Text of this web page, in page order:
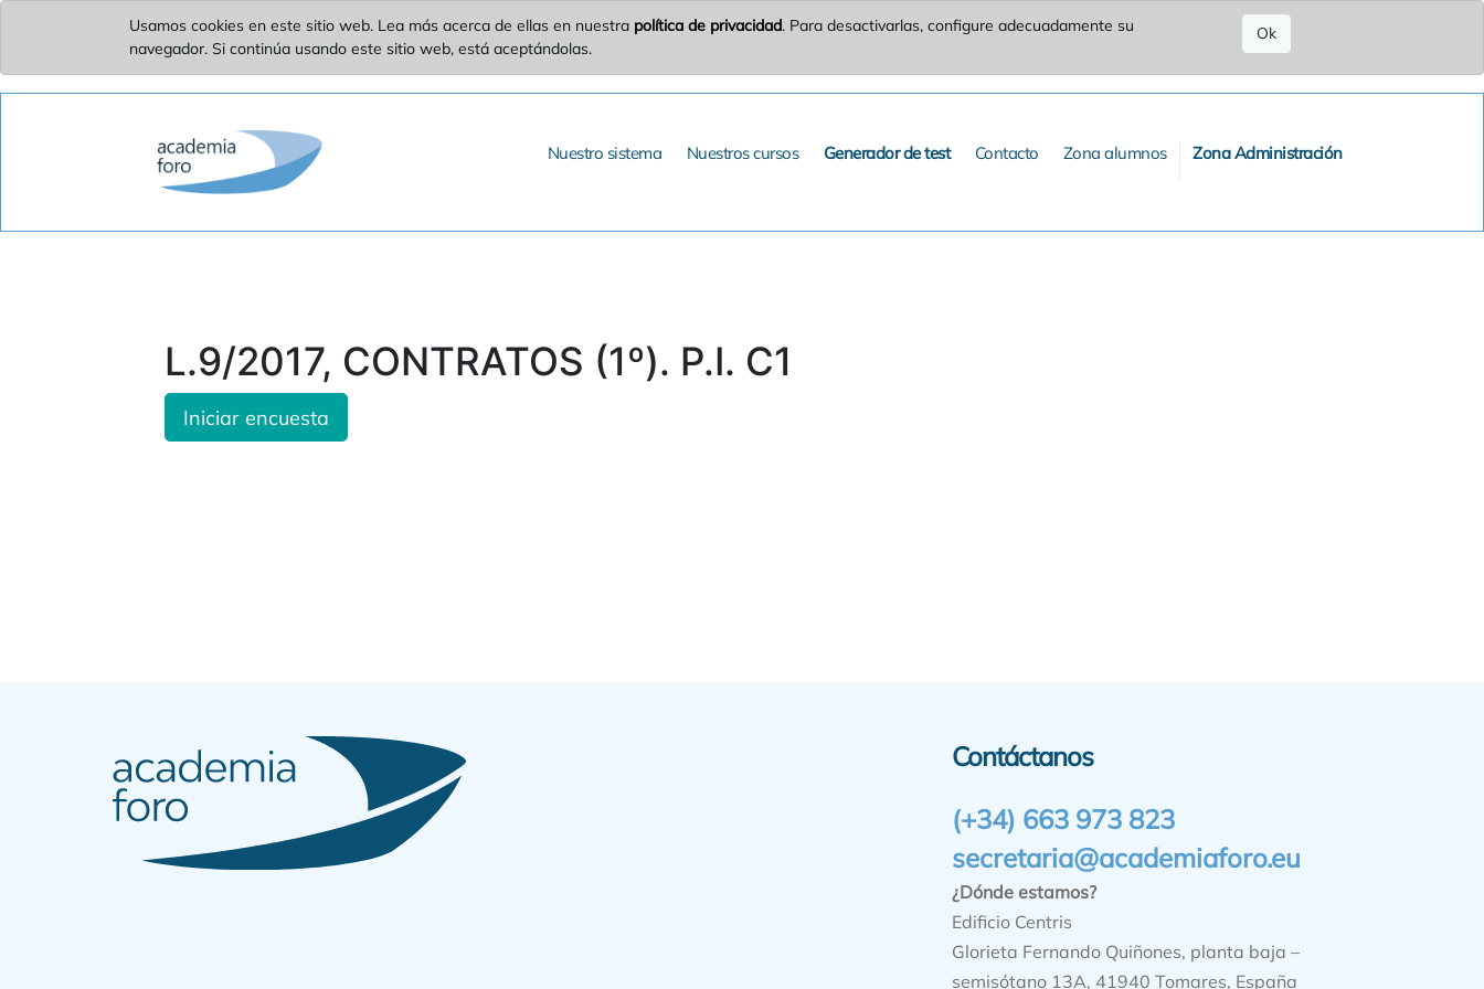
Usamos cookies en este sitio web. Lea más acerca de ellas en nuestra política de privacidad. Para desactivarlas, configure adecuadamente su
navegador. Si continúa usando este sitio web, está aceptándolas.
Ok
Nuestro sistema Nuestros cursos Generador de test Contacto Zona alumnos Zona Administración
L.9/2017, CONTRATOS (1º). P.I. C1
Iniciar encuesta
Contáctanos
(+34) 663 973 823
secretaria@academiaforo.eu
¿Dónde estamos?
Edificio Centris
Glorieta Fernando Quiñones, planta baja –
semisótano 13A, 41940 Tomares, España